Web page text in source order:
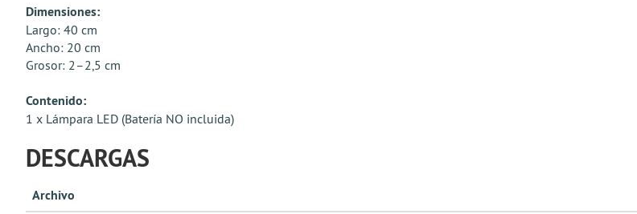
Dimensiones:
Largo: 40 cm
Ancho: 20 cm
Grosor: 2–2,5 cm
Contenido:
1 x Lámpara LED (Batería NO incluida)
DESCARGAS
Archivo